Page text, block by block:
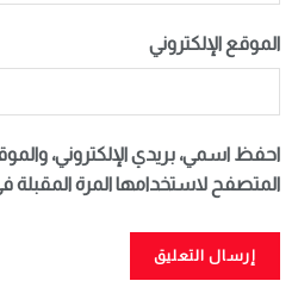
الموقع الإلكتروني
احفظ اسمي، بريدي الإلكتروني،
المتصفح لاستخدامها المرة المقبلة